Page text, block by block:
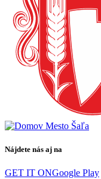
Nájdete nás aj na
GET IT ONGoogle Play